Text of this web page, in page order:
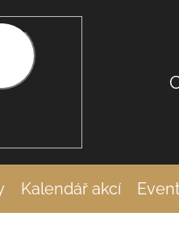
Kalendář akcí